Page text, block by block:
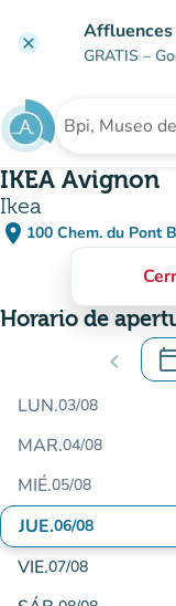
clear Affluences
GRATIS –
Buscar un
IKEA Avignon
Ikea
place 100 Chem. du Pont
Horario de
chevron_left .
LUN.03/08
MAR.04/08
MIÉ.05/08
JUE.06/08
VIE.07/08